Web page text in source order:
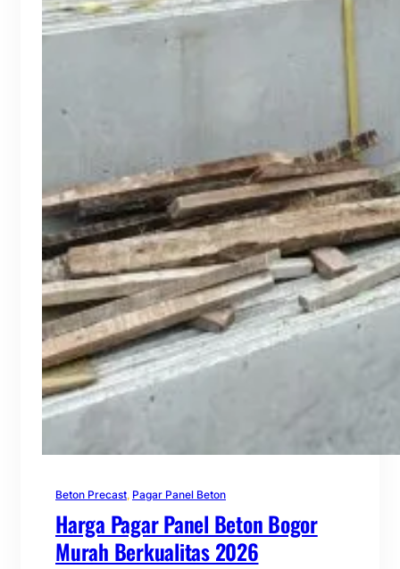
Beton Precast, Pagar Panel Beton
Harga Pagar Panel Beton Bogor
Murah Berkualitas 2026